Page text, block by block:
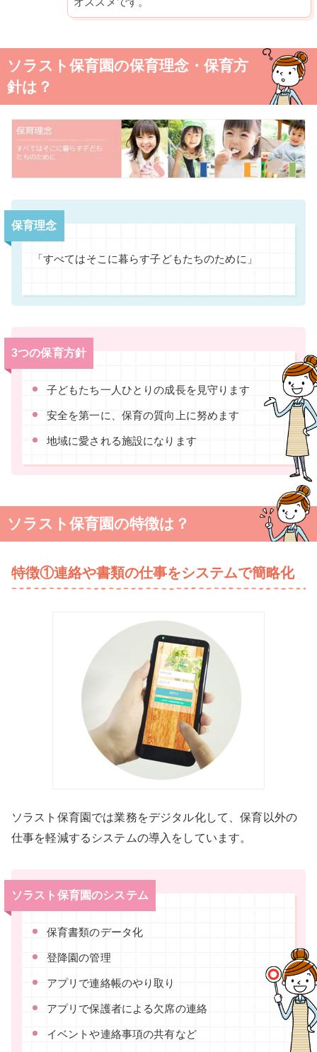
ソラスト保育園の保育理念・保育方
針は？
保育理念
「すべてはそこに暮らす子どもたちのために」
3つの保育方針
子どもたち一人ひとりの成長を見守ります
安全を第一に、保育の質向上に努めます
地域に愛される施設になります
ソラスト保育園の特徴は？
特徴①連絡や書類の仕事をシステムで簡略化
ソラスト保育園では業務をデジタル化して、保育以外の
仕事を軽減するシステムの導入をしています。
ソラスト保育園のシステム
保育書類のデータ化
登降園の管理
アプリで連絡帳のやり取り
アプリで保護者による欠席の連絡
イベントや連絡事項の共有など